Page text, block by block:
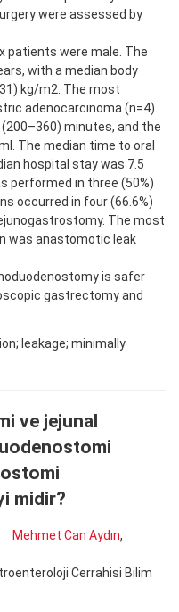
were assessed by
patients were male. The
with a median body
kg/m2. The most
adenocarcinoma (n=4).
minutes, and the
The median time to oral
hospital stay was 7.5
performed in three (50%)
occurred in four (66.6%)
The most
was anastomotic leak
is safer
gastrectomy and
leakage; minimally
ve jejunal
midir?
Mehmet Can Aydın,
Cerrahisi Bilim